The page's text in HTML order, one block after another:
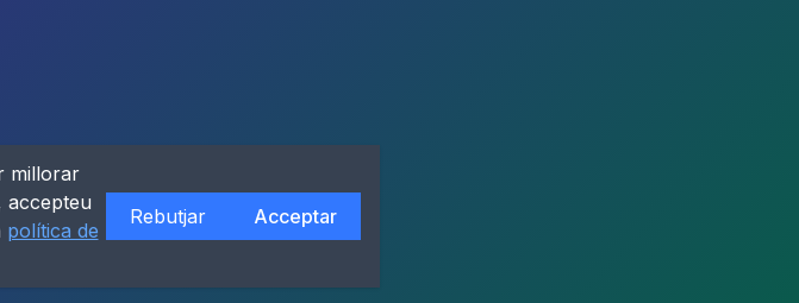
millorar
accepteu
política de
Rebutjar Acceptar